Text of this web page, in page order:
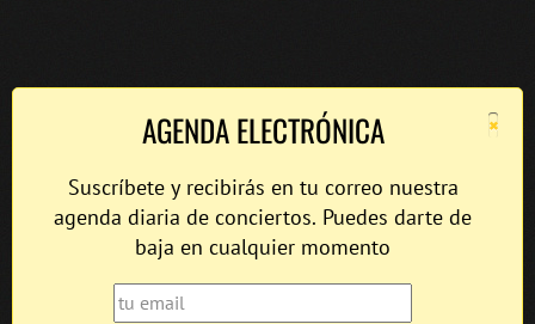
×
AGENDA ELECTRÓNICA
Suscríbete y recibirás en tu correo nuestra
agenda diaria de conciertos. Puedes darte de
baja en cualquier momento